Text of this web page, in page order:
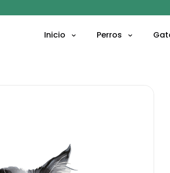
Inicio Perros